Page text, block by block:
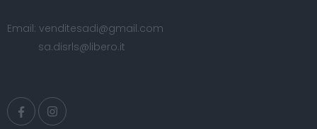
Email: venditesadi@gmail.com
sa.disrls@libero.it